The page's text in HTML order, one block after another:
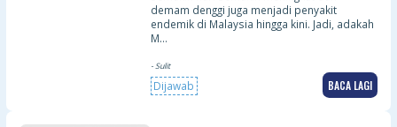
demam denggi juga menjadi penyakit
endemik di Malaysia hingga kini. Jadi, adakah
M…
- Sulit
Dijawab BACA LAGI